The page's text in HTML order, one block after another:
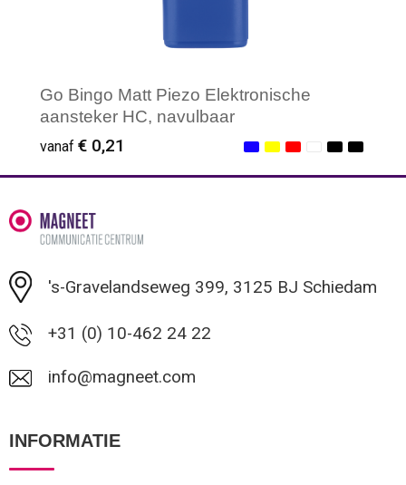
Go Bingo Matt Piezo Elektronische
aansteker HC, navulbaar
vanaf € 0,21
Minimale afname: 50
's-Gravelandseweg 399, 3125 BJ Schiedam
+31 (0) 10-462 24 22
info@magneet.com
INFORMATIE